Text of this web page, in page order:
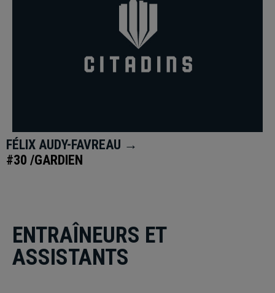
FÉLIX AUDY-FAVREAU →
#30 /GARDIEN
ENTRAÎNEURS ET
ASSISTANTS